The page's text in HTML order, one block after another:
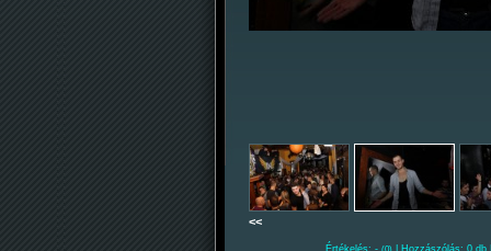
<<
Értékelés: - | Hozzászólás: 0